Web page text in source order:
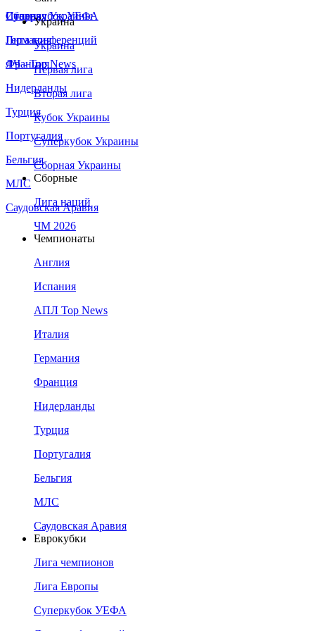
Сборная Украины
Италия
Германия
Франция
Нидерланды
Турция
Португалия
Бельгия
МЛС
Саудовская Аравия
Суперкубок УЕФА
Лига конференций
ЛЧ - Top News
Украина
Украина
Первая лига
Вторая лига
Кубок Украины
Суперкубок Украины
Сборная Украины
Сборные
Лига наций
ЧМ 2026
Чемпионаты
Англия
Испания
АПЛ Top News
Италия
Германия
Франция
Нидерланды
Турция
Португалия
Бельгия
МЛС
Саудовская Аравия
Еврокубки
Лига чемпионов
Лига Европы
Суперкубок УЕФА